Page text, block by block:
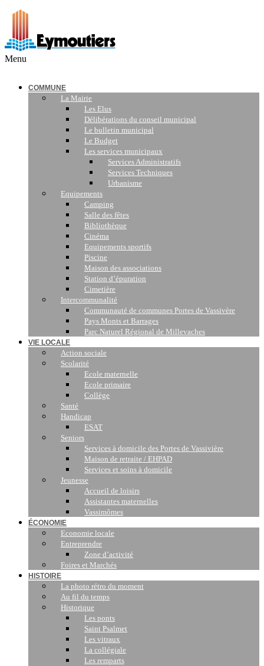
Menu
COMMUNE
La Mairie
Les Elus
Délibérations du conseil municipal
Le bulletin municipal
Le Budget
Les services municipaux
Services Administratifs
Services Techniques
Urbanisme
Equipements
Camping
Salle des fêtes
Bibliothèque
Cinéma
Equipements sportifs
Piscine
Maison des associations
Station d’épuration
Cimetière
Intercommunalité
Communauté de communes Portes de Vassivère
Pays Monts et Barrages
Parc Naturel Régional de Millevaches
VIE LOCALE
Action sociale
Scolarité
Ecole maternelle
Ecole primaire
Collège
Santé
Handicap
ESAT
Seniors
Services à domicile des Portes de Vassivière
Maison de retraite / EHPAD
Services et soins à domicile
Jeunesse
Accueil de loisirs
Assistantes maternelles
Vassimômes
ÉCONOMIE
Economie locale
Entreprendre
Zone d’activité
Foires et Marchés
HISTOIRE
La photo rétro du moment
Au fil du temps
Historique
Les ponts
Saint Psalmet
Les vitraux
La collégiale
Les remparts